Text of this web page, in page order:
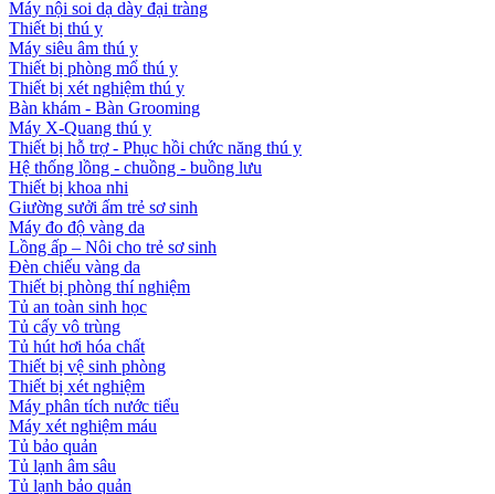
Máy nội soi dạ dày đại tràng
Thiết bị thú y
Máy siêu âm thú y
Thiết bị phòng mổ thú y
Thiết bị xét nghiệm thú y
Bàn khám - Bàn Grooming
Máy X-Quang thú y
Thiết bị hỗ trợ - Phục hồi chức năng thú y
Hệ thống lồng - chuồng - buồng lưu
Thiết bị khoa nhi
Giường sưởi ấm trẻ sơ sinh
Máy đo độ vàng da
Lồng ấp – Nôi cho trẻ sơ sinh
Đèn chiếu vàng da
Thiết bị phòng thí nghiệm
Tủ an toàn sinh học
Tủ cấy vô trùng
Tủ hút hơi hóa chất
Thiết bị vệ sinh phòng
Thiết bị xét nghiệm
Máy phân tích nước tiểu
Máy xét nghiệm máu
Tủ bảo quản
Tủ lạnh âm sâu
Tủ lạnh bảo quản